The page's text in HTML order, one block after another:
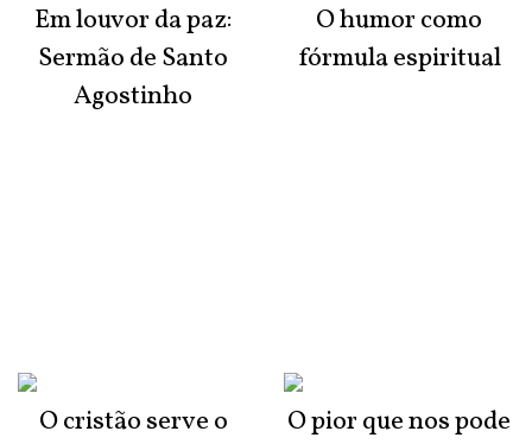
Em louvor da paz:
Sermão de Santo
Agostinho
O cristão serve o
O humor como
fórmula espiritual
O pior que nos pode